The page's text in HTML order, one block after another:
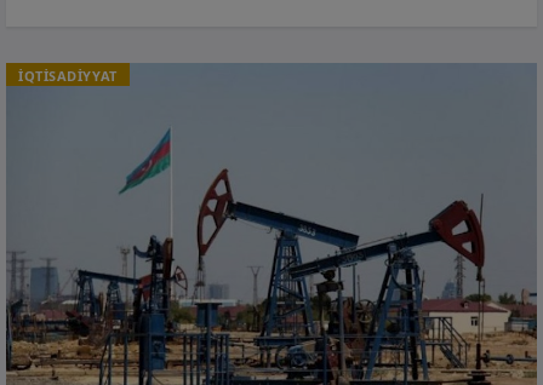
İQTİSADİYYAT